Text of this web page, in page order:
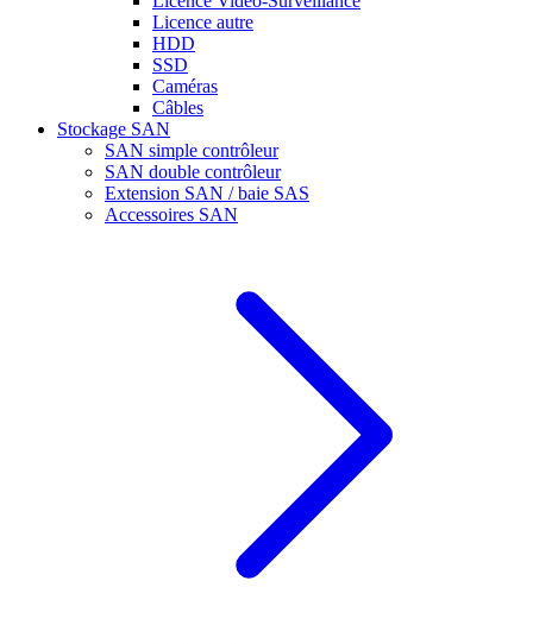
Licence autre
HDD
SSD
Caméras
Câbles
Stockage SAN
SAN simple contrôleur
SAN double contrôleur
Extension SAN / baie SAS
Accessoires SAN